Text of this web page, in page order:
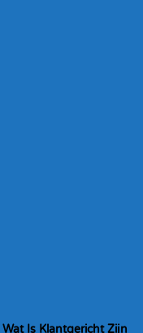
Wat Is Klantgericht Zijn